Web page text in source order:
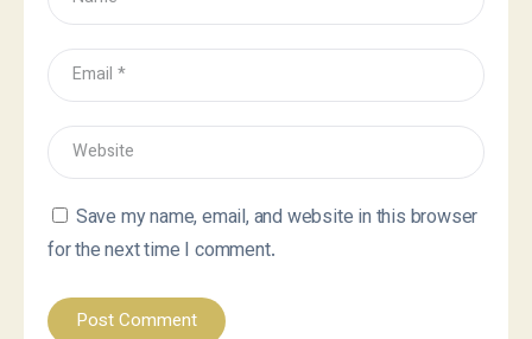
Save my name, email, and website in this browser
for the next time I comment.